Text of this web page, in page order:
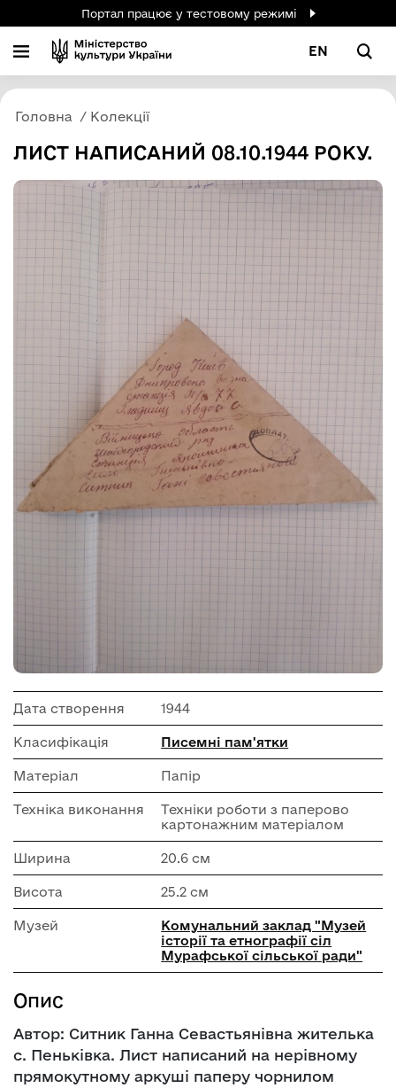
Портал працює у тестовому режимі
EN
Головна Колекції
ЛИСТ НАПИСАНИЙ 08.10.1944 РОКУ.
Дата створення 1944
Класифікація Писемні пам'ятки
Матеріал Папір
Техніка виконання
Техніки роботи з паперово
картонажним матеріалом
Ширина 20.6 см
Висота 25.2 см
Музей
Комунальний заклад "Музей
історії та етнографії сіл
Мурафської сільської ради"
Опис
Автор: Ситник Ганна Севастьянівна жителька
с. Пеньківка. Лист написаний на нерівному
прямокутному аркуші паперу чорнилом